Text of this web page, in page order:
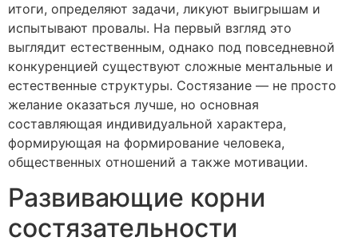
итоги, определяют задачи, ликуют выигрышам и
испытывают провалы. На первый взгляд это
выглядит естественным, однако под повседневной
конкуренцией существуют сложные ментальные и
естественные структуры. Состязание — не просто
желание оказаться лучше, но основная
составляющая индивидуальной характера,
формирующая на формирование человека,
общественных отношений а также мотивации.
Развивающие корни
состязательности